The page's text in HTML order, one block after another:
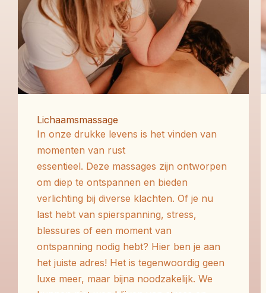
Lichaamsmassage
In onze drukke levens is het vinden van
momenten van rust
essentieel. Deze massages zijn ontworpen
om diep te ontspannen en bieden
verlichting bij diverse klachten. Of je nu
last hebt van spierspanning, stress,
blessures of een moment van
ontspanning nodig hebt? Hier ben je aan
het juiste adres! Het is tegenwoordig geen
luxe meer, maar bijna noodzakelijk. We